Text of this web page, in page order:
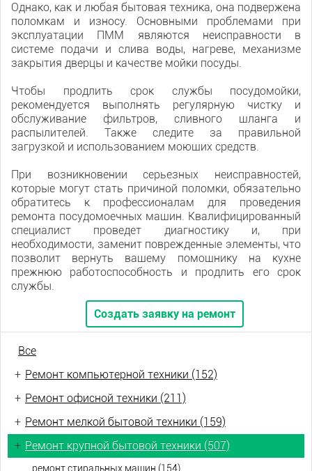
Однако, как и любая бытовая техника, она подвержена
поломкам и износу. Основными проблемами при
эксплуатации ПММ являются неисправности в
системе подачи и слива воды, нагреве, механизме
закрытия дверцы и качестве мойки посуды.
Чтобы продлить срок службы посудомойки,
рекомендуется выполнять регулярную чистку и
обслуживание фильтров, сливного шланга и
распылителей. Также следите за правильной
загрузкой и использованием моющих средств.
При возникновении серьезных неисправностей,
которые могут стать причиной поломки, обязательно
обратитесь к профессионалам для проведения
ремонта посудомоечных машин. Квалифицированный
специалист проведет диагностику и, при
необходимости, заменит поврежденные элементы, что
позволит вернуть вашему помощнику на кухне
прежнюю работоспособность и продлить его срок
службы.
Создать заявку на ремонт
Все
+ Ремонт компьютерной техники (152)
+ Ремонт офисной техники (211)
+ Ремонт мелкой бытовой техники (159)
+ Ремонт крупной бытовой техники (507)
ремонт стиральных машин (154)